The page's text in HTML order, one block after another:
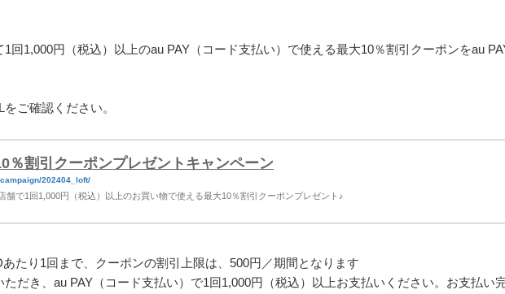
回1,000円（税込）以上のau PAY（コード支払い）で使える最大10％割引クーポンをau
ご確認ください。
％割引クーポンプレゼントキャンペーン
202404_loft/
舗で1回1,000円（税込）以上のお買い物で使える最大10％割引クーポンプレゼント♪
たり1回まで、クーポンの割引上限は、500円／期間となります
だき、au PAY（コード支払い）で1回1,000円（税込）以上お支払いください。お支払い